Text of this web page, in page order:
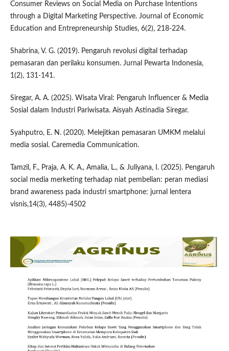
Consumer Reviews on Social Media on Purchase Intentions
through a Digital Marketing Perspective. Journal of Economic
Education and Entrepreneurship Studies, 6(2), 218-224.
Shabrina, V. G. (2019). Pengaruh revolusi digital terhadap
pemasaran dan perilaku konsumen. Jurnal Pewarta Indonesia,
1(2), 131-141.
Siregar, A. A. (2025). Wisata Viral: Pengaruh Influencer & Media
Sosial dalam Industri Pariwisata. Aisyah Astinadia Siregar.
Syahputro, E. N. (2020). Melejitkan pemasaran UMKM melalui
media sosial. Caremedia Communication.
Tamzil, F., Praja, A. K. A., Amalia, L., & Juliyana, I. (2025). Pengaruh
social media merketing terhadap niat pembelian: peran mediasi
brand awareness pada industri smartphone: jurnal lentera
visnis,14(3), 4485)-4502